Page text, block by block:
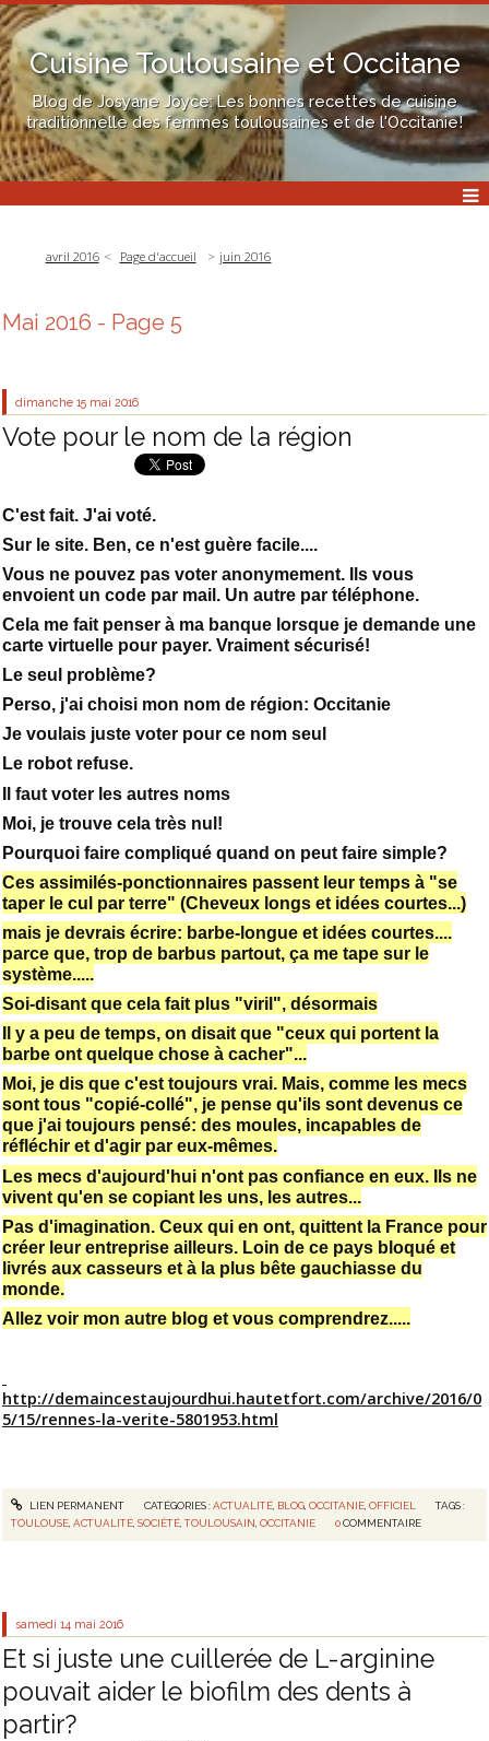
Cuisine Toulousaine et Occitane
Blog de Josyane Joyce: Les bonnes recettes de cuisine
traditionnelle des femmes toulousaines et de l'Occitanie!
avril 2016 Page d'accueil juin 2016
Mai 2016 - Page 5
dimanche 15 mai 2016
Vote pour le nom de la région
C'est fait. J'ai voté.
Sur le site. Ben, ce n'est guère facile....
Vous ne pouvez pas voter anonymement. Ils vous
envoient un code par mail. Un autre par téléphone.
Cela me fait penser à ma banque lorsque je demande une
carte virtuelle pour payer. Vraiment sécurisé!
Le seul problème?
Perso, j'ai choisi mon nom de région: Occitanie
Je voulais juste voter pour ce nom seul
Le robot refuse.
Il faut voter les autres noms
Moi, je trouve cela très nul!
Pourquoi faire compliqué quand on peut faire simple?
Ces assimilés-ponctionnaires passent leur temps à "se
taper le cul par terre" (Cheveux longs et idées courtes...)
mais je devrais écrire: barbe-longue et idées courtes....
parce que, trop de barbus partout, ça me tape sur le
système.....
Soi-disant que cela fait plus "viril", désormais
Il y a peu de temps, on disait que "ceux qui portent la
barbe ont quelque chose à cacher"...
Moi, je dis que c'est toujours vrai. Mais, comme les mecs
sont tous "copié-collé", je pense qu'ils sont devenus ce
que j'ai toujours pensé: des moules, incapables de
réfléchir et d'agir par eux-mêmes.
Les mecs d'aujourd'hui n'ont pas confiance en eux. Ils ne
vivent qu'en se copiant les uns, les autres...
Pas d'imagination. Ceux qui en ont, quittent la France pour
créer leur entreprise ailleurs. Loin de ce pays bloqué et
livrés aux casseurs et à la plus bête gauchiasse du
monde.
Allez voir mon autre blog et vous comprendrez.....
http://demaincestaujourdhui.hautetfort.com/archive/2016/0
5/15/rennes-la-verite-5801953.html
LIEN PERMANENT CATÉGORIES :ACTUALITÉ, BLOG, OCCITANIE, OFFICIEL
TAGS :
TOULOUSE ,ACTUALITÉ ,SOCIÉTÉ ,TOULOUSAIN ,OCCITANIE 0 COMMENTAIRE
samedi 14 mai 2016
Et si juste une cuillerée de L-arginine
pouvait aider le biofilm des dents à
partir?